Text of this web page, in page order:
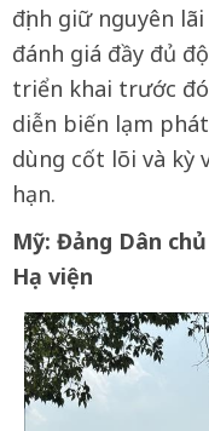
định giữ nguyên
đánh giá đầy đủ
triển khai trước
diễn biến lạm
dùng cốt lõi và kỳ
hạn.
Mỹ: Đảng Dân
Hạ viện